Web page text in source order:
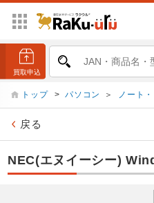
トップ > パソコン ＞ ノート
戻る
NEC(エヌイーシー)